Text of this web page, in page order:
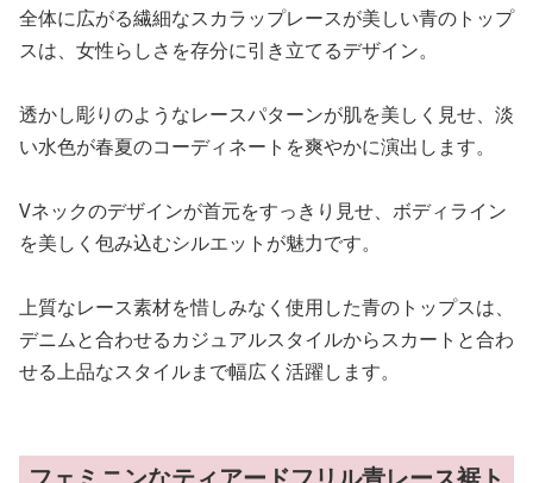
全体に広がる繊細なスカラップレースが美しい青のトップ
スは、女性らしさを存分に引き立てるデザイン。
透かし彫りのようなレースパターンが肌を美しく見せ、淡
い水色が春夏のコーディネートを爽やかに演出します。
Vネックのデザインが首元をすっきり見せ、ボディライン
を美しく包み込むシルエットが魅力です。
上質なレース素材を惜しみなく使用した青のトップスは、
デニムと合わせるカジュアルスタイルからスカートと合わ
せる上品なスタイルまで幅広く活躍します。